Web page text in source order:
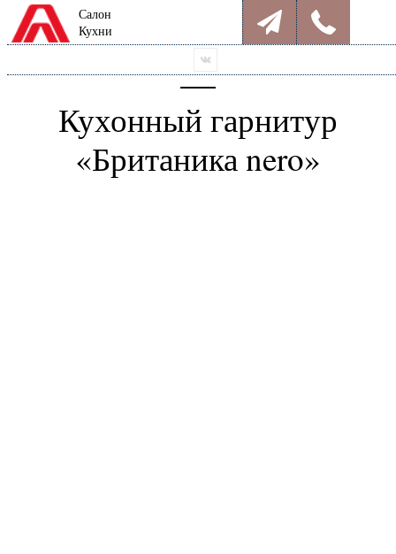
Салон
Кухни
Кухонный гарнитур
«Британика nero»